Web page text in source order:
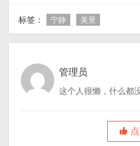
标签： 宁静 美景
管理员
这个人很懒，什么都